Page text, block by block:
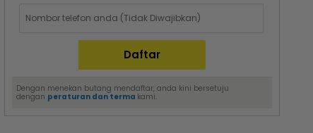
Dengan menekan butang mendaftar, anda kini bersetuju
dengan peraturan dan terma kami.